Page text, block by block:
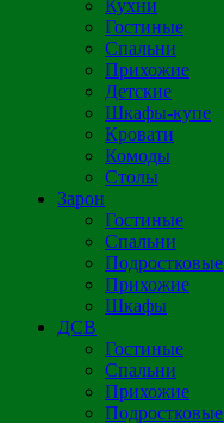
Кухни
Гостиные
Спальни
Прихожие
Детские
Шкафы-купе
Кровати
Комоды
Столы
Зарон
Гостиные
Спальни
Подростковые
Прихожие
Шкафы
ДСВ
Гостиные
Спальни
Прихожие
Подростковые